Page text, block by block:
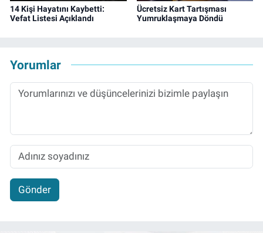
14 Kişi Hayatını Kaybetti:
Vefat Listesi Açıklandı
Ücretsiz Kart Tartışması
Yumruklaşmaya Döndü
Yorumlar
Gönder